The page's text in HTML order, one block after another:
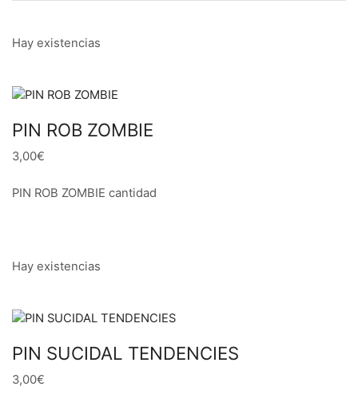
Hay existencias
PIN ROB ZOMBIE
3,00€
PIN ROB ZOMBIE cantidad
Hay existencias
PIN SUCIDAL TENDENCIES
3,00€